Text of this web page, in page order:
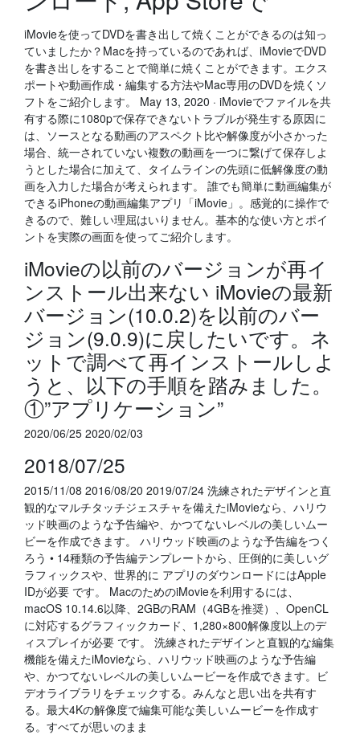
iMovieを使ってDVDを書き出して焼くことができるのは知っ
ていましたか？Macを持っているのであれば、iMovieでDVD
を書き出しをすることで簡単に焼くことができます。エクス
ポートや動画作成・編集する方法やMac専用のDVDを焼くソ
フトをご紹介します。 May 13, 2020 · iMovieでファイルを共
有する際に1080pで保存できないトラブルが発生する原因に
は、ソースとなる動画のアスペクト比や解像度が小さかった
場合、統一されていない複数の動画を一つに繋げて保存しよ
うとした場合に加えて、タイムラインの先頭に低解像度の動
画を入力した場合が考えられます。 誰でも簡単に動画編集が
できるiPhoneの動画編集アプリ「iMovie」。感覚的に操作で
きるので、難しい理屈はいりません。基本的な使い方とポイ
ントを実際の画面を使ってご紹介します。
iMovieの以前のバージョンが再イ
ンストール出来ない iMovieの最新
バージョン(10.0.2)を以前のバー
ジョン(9.0.9)に戻したいです。ネ
ットで調べて再インストールしよ
うと、以下の手順を踏みました。
①”アプリケーション”
2020/06/25 2020/02/03
2018/07/25
2015/11/08 2016/08/20 2019/07/24 ‎洗練されたデザインと直
観的なマルチタッチジェスチャを備えたiMovieなら、ハリウ
ッド映画のような予告編や、かつてないレベルの美しいムー
ビーを作成できます。 ハリウッド映画のような予告編をつく
ろう • 14種類の予告編テンプレートから、圧倒的に美しいグ
ラフィックスや、世界的に アプリのダウンロードにはApple
IDが必要 です。 MacのためのiMovieを利用するには、
macOS 10.14.6以降、2GBのRAM（4GBを推奨）、OpenCL
に対応するグラフィックカード、1,280×800解像度以上のデ
ィスプレイが必要 です。 ‎洗練されたデザインと直観的な編集
機能を備えたiMovieなら、ハリウッド映画のような予告編
や、かつてないレベルの美しいムービーを作成できます。ビ
デオライブラリをチェックする。みんなと思い出を共有す
る。最大4Kの解像度で編集可能な美しいムービーを作成す
る。すべてが思いのまま